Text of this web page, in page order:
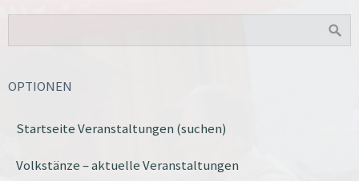
OPTIONEN
Startseite Veranstaltungen (suchen)
Volkstänze – aktuelle Veranstaltungen